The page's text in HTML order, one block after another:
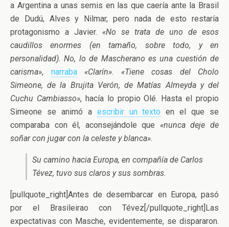
a Argentina a unas semis en las que caería ante la Brasil
de Dudú, Alves y Nilmar, pero nada de esto restaría
protagonismo a Javier. «No se trata de uno de esos
caudillos enormes (en tamaño, sobre todo, y en
personalidad). No, lo de Mascherano es una cuestión de
carisma», narraba «Clarín». «Tiene cosas del Cholo
Simeone, de la Brujita Verón, de Matías Almeyda y del
Cuchu Cambiasso», hacía lo propio Olé. Hasta el propio
Simeone se animó a escribir un texto en el que se
comparaba con él, aconsejándole que «nunca deje de
soñar con jugar con la celeste y blanca».
Su camino hacia Europa, en compañía de Carlos
Tévez, tuvo sus claros y sus sombras.
[pullquote_right]Antes de desembarcar en Europa, pasó
por el Brasileirao con Tévez[/pullquote_right]Las
expectativas con Masche, evidentemente, se dispararon.